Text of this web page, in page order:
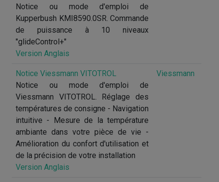
Notice ou mode d'emploi de
Kupperbush KMI8590.0SR. Commande
de puissance à 10 niveaux
"glideControl+"
Version Anglais
Notice Viessmann VITOTROL
Notice ou mode d'emploi de
Viessmann VITOTROL. Réglage des
températures de consigne - Navigation
intuitive - Mesure de la température
ambiante dans votre pièce de vie -
Amélioration du confort d'utilisation et
de la précision de votre installation
Version Anglais
Viessmann